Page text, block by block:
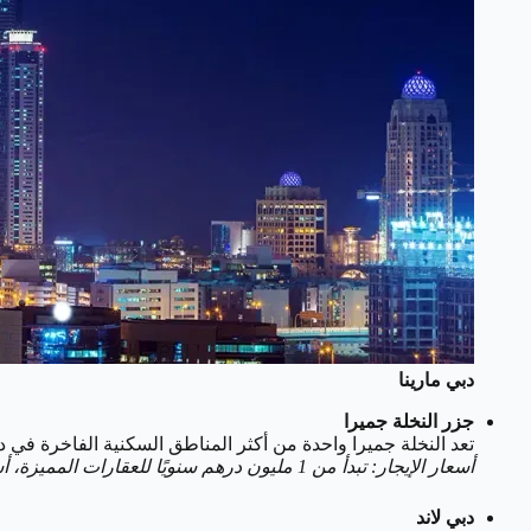
دبي مارينا
جزر النخلة جميرا
تعد النخلة جميرا واحدة من أكثر المناطق السكنية الفاخرة
أسعار الإيجار: تبدأ من 1 مليون درهم سنويًا للعقارات المميزة، أسعار الشراء تتجاوز 1.5 مليون درهم.
دبي لاند